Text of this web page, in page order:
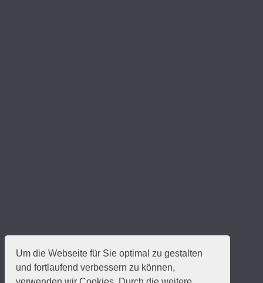
Um die Webseite für Sie optimal zu gestalten
und fortlaufend verbessern zu können,